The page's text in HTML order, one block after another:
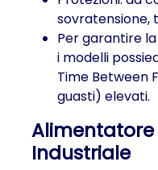
sovratensione,
Per garantire
i modelli
Time Between
guasti) elevati.
Alimentatore
Industriale